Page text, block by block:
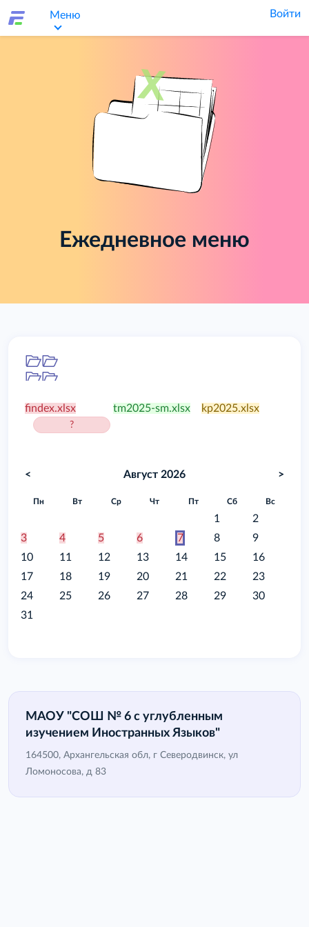
Меню Войти
Ежедневное меню
findex.xlsx
?
tm2025-sm.xlsx kp2025.xlsx
< Август 2026 >
Пн Вт Ср Чт Пт Сб Вс
1
2
3
4 5 6 7 8
9
10
11 12 13 14 15
16
17
18 19 20 21 22
23
24
25 26 27 28 29
30
31
МАОУ "СОШ № 6 с углубленным
изучением Иностранных Языков"
164500, Архангельская обл, г Северодвинск, ул
Ломоносова, д 83